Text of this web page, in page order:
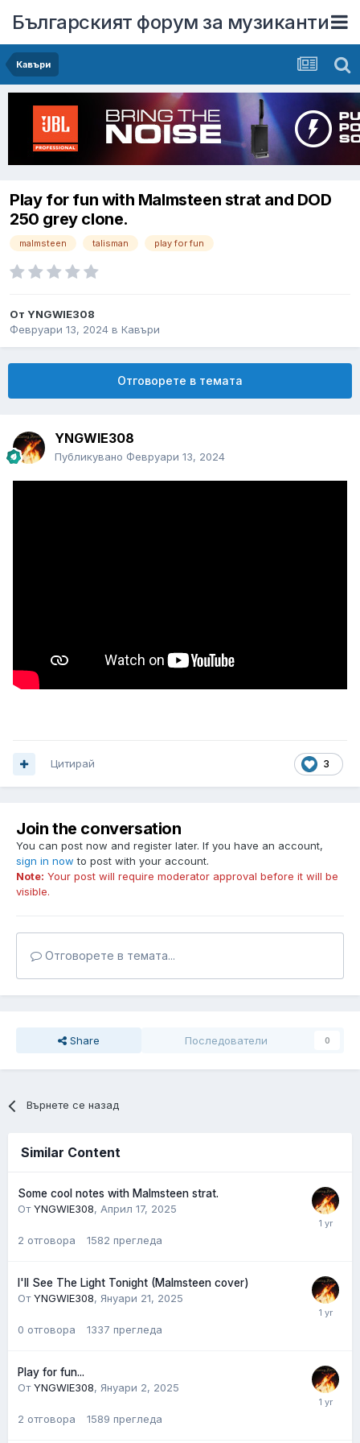
Българският форум за музиканти
Кавъри
Play for fun with Malmsteen strat and DOD
250 grеy clone.
malmsteen talisman play for fun
От YNGWIE308
Февруари 13, 2024 в Кавъри
Отговорете в темата
YNGWIE308
Публикувано Февруари 13, 2024
3
Цитирай
Join the conversation
You can post now and register later. If you have an account,
sign in now to post with your account.
Note: Your post will require moderator approval before it will be
visible.
Отговорете в темата...
Share Последователи 0
Върнете се назад
Similar Content
Some cool notes with Malmsteen strat.
ОтYNGWIE308, Април 17, 2025
2 отговора 1582 прегледа
I'll See The Light Tonight (Malmsteen cover)
ОтYNGWIE308, Януари 21, 2025
0 отговора 1337 прегледа
Play for fun...
ОтYNGWIE308, Януари 2, 2025
2 отговора 1589 прегледа